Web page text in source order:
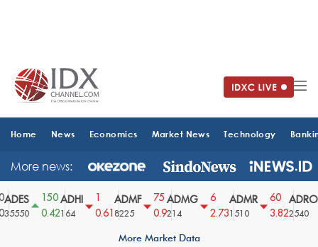
Home News Economics Market News Technology
More news:
150
0.42
ADHI
164
0.61
ADMF
8225
75
0.9
ADMG
214
2.73
ADMR
1510
60
3.82
ADRO
2540
More Market Data